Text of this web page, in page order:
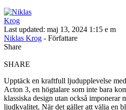
Last updated: maj 13, 2024 1:15 e m
Niklas Krog - Författare
Share
SHARE
Upptäck en kraftfull ljudupplevelse
Acton 3, en högtalare som inte bara
klassiska design utan också imponerar
ljudkvalitet. När det gäller att välja en